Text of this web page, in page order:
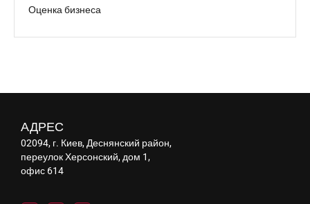
Оценка бизнеса
АДРЕС
02094, г. Киев, Деснянский район,
переулок Херсонский, дом 1,
офис 614